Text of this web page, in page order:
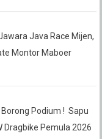
Java Race Mijen,
Montor Maboer
Podium ! Sapu
Dragbike Pemula 2026